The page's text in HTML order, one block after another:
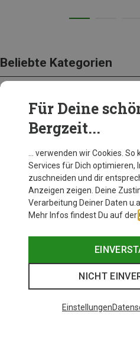
Beliebte Kategorien
Für Deine
Bergzeit...
… verwenden wir Cookies.
Services für Dich optimieren,
zuschneiden und dir
Anzeigen zeigen. Deine
Verarbeitung Deiner Daten
Mehr Infos findest Du auf der
NICHT
Einstellungen